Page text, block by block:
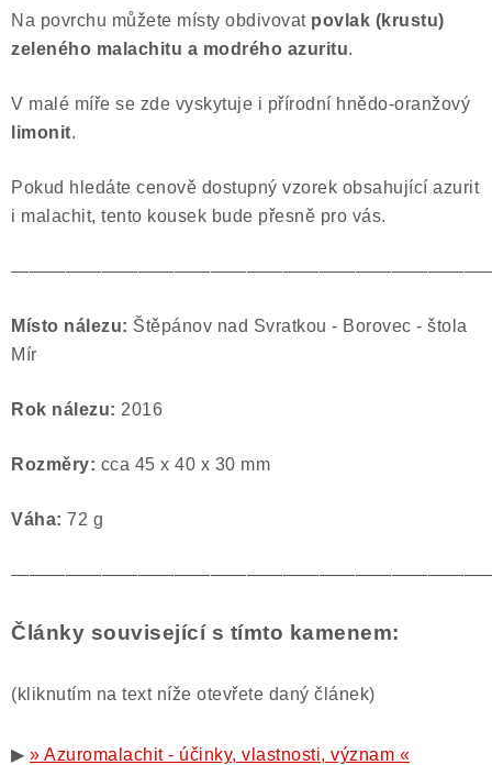
Na povrchu můžete místy obdivovat povlak (krustu)
zeleného malachitu a modrého azuritu.
V malé míře se zde vyskytuje i přírodní hnědo-oranžový
limonit.
Pokud hledáte cenově dostupný vzorek obsahující azurit
i malachit, tento kousek bude přesně pro vás.
Místo nálezu: Štěpánov nad Svratkou - Borovec - štola
Mír
Rok nálezu: 2016
Rozměry: cca 45 x 40 x 30 mm
Váha: 72 g
Články související s tímto kamenem:
(kliknutím na text níže otevřete daný článek)
▶ » Azuromalachit - účinky, vlastnosti, význam «